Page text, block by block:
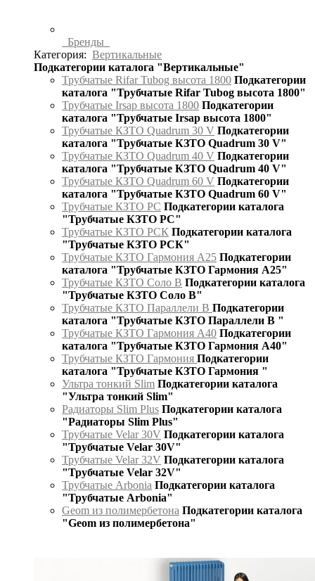
Бренды
Категория: Вертикальные
Подкатегории каталога "Вертикальные"
Трубчатые Rifar Tubog высота 1800 Подкатегории
каталога "Трубчатые Rifar Tubog высота 1800"
Трубчатые Irsap высота 1800 Подкатегории
каталога "Трубчатые Irsap высота 1800"
Трубчатые КЗТО Quadrum 30 V Подкатегории
каталога "Трубчатые КЗТО Quadrum 30 V"
Трубчатые КЗТО Quadrum 40 V Подкатегории
каталога "Трубчатые КЗТО Quadrum 40 V"
Трубчатые КЗТО Quadrum 60 V Подкатегории
каталога "Трубчатые КЗТО Quadrum 60 V"
Трубчатые КЗТО РС Подкатегории каталога
"Трубчатые КЗТО РС"
Трубчатые КЗТО РСК Подкатегории каталога
"Трубчатые КЗТО РСК"
Трубчатые КЗТО Гармония А25 Подкатегории
каталога "Трубчатые КЗТО Гармония А25"
Трубчатые КЗТО Соло В Подкатегории каталога
"Трубчатые КЗТО Соло В"
Трубчатые КЗТО Параллели В Подкатегории
каталога "Трубчатые КЗТО Параллели В "
Трубчатые КЗТО Гармония А40 Подкатегории
каталога "Трубчатые КЗТО Гармония А40"
Трубчатые КЗТО Гармония Подкатегории
каталога "Трубчатые КЗТО Гармония "
Ультра тонкий Slim Подкатегории каталога
"Ультра тонкий Slim"
Радиаторы Slim Plus Подкатегории каталога
"Радиаторы Slim Plus"
Трубчатые Velar 30V Подкатегории каталога
"Трубчатые Velar 30V"
Трубчатые Velar 32V Подкатегории каталога
"Трубчатые Velar 32V"
Трубчатые Arbonia Подкатегории каталога
"Трубчатые Arbonia"
Geom из полимербетона Подкатегории каталога
"Geom из полимербетона"